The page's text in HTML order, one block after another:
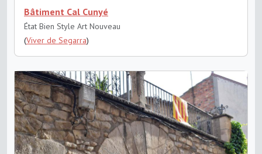
Bâtiment Cal Cunyé
État Bien Style Art Nouveau
(Viver de Segarra)